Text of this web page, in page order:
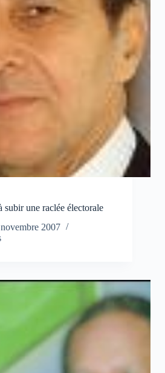
subir une raclée électorale
2007